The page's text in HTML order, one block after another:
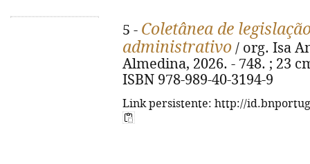
5 - Coletânea de
administrativo / org. Isa
Almedina, 2026. - 748. ; 23
ISBN 978-989-40-3194-9
Link persistente: http://